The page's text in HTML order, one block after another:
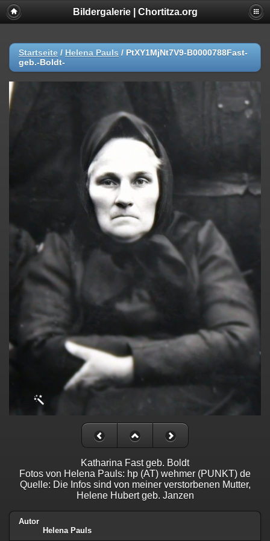
Bildergalerie | Chortitza.org
Startseite / Helena Pauls / PtXY1MjNt7V9-B0000788Fast-
geb.-Boldt-
Katharina Fast geb. Boldt
Fotos von Helena Pauls: hp (AT) wehmer (PUNKT) de
Quelle: Die Infos sind von meiner verstorbenen Mutter,
Helene Hubert geb. Janzen
Autor
Helena Pauls